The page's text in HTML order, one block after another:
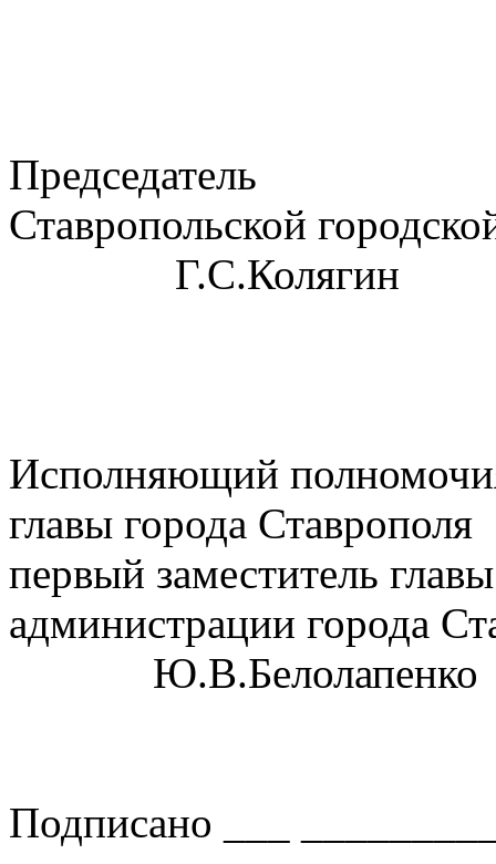
Председатель
Г.С.Колягин
Исполняющий
главы города Ставрополя
первый заместитель главы
администрации
Ю.В.Белолапенко
Подписано ___